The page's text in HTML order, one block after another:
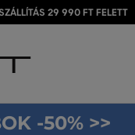
29 990 FT FELETT
-50% >>